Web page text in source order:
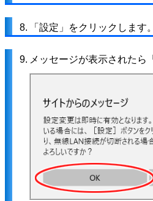
8. 「設定」をクリックします。
9. メッセージが表示されたら